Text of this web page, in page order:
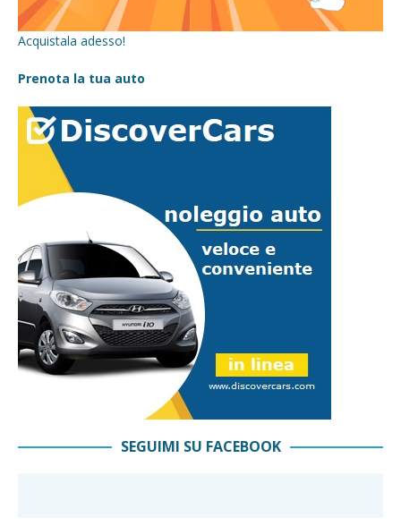
Acquistala adesso!
Prenota la tua auto
SEGUIMI SU FACEBOOK